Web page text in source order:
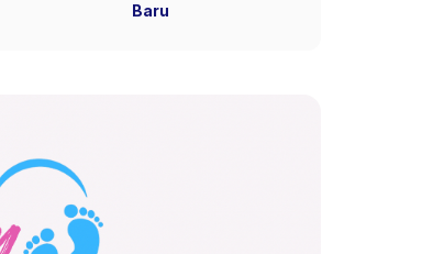
Baru